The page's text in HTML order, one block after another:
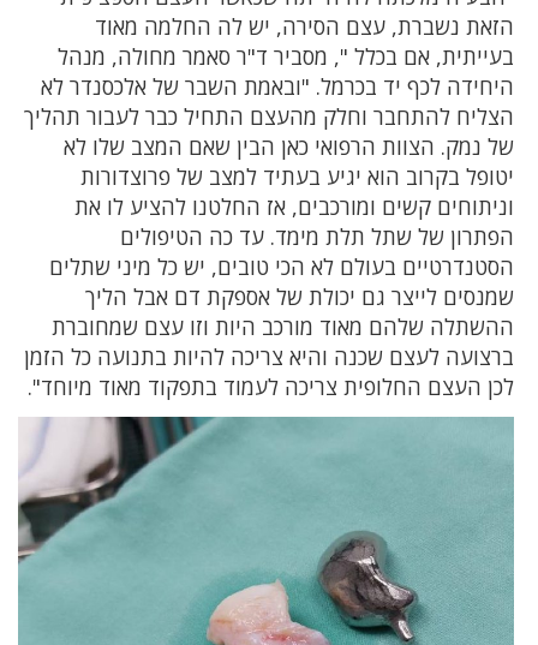
הזאת נשברת, עצם הסירה, יש לה החלמה מאוד
בעייתית, אם בכלל ", מסביר ד"ר סאמר מחולה, מנהל
היחידה לכף יד בכרמל. "ובאמת השבר של אלכסנדר לא
הצליח להתחבר וחלק מהעצם התחיל כבר לעבור תהליך
של נמק. הצוות הרפואי כאן הבין שאם המצב שלו לא
יטופל בקרוב הוא יגיע בעתיד למצב של פרוצדורות
וניתוחים קשים ומורכבים, אז החלטנו להציע לו את
הפתרון של שתל תלת מימד. עד כה הטיפולים
הסטנדרטיים בעולם לא הכי טובים, יש כל מיני שתלים
שמנסים לייצר גם יכולת של אספקת דם אבל הליך
ההשתלה שלהם מאוד מורכב היות וזו עצם שמחוברת
ברצועה לעצם שכנה והיא צריכה להיות בתנועה כל הזמן
לכן העצם החלופית צריכה לעמוד בתפקוד מאוד מיוחד".